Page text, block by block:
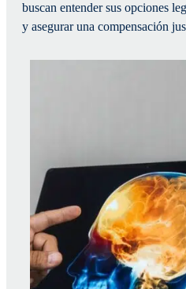
buscan entender sus opciones
y asegurar una compensación